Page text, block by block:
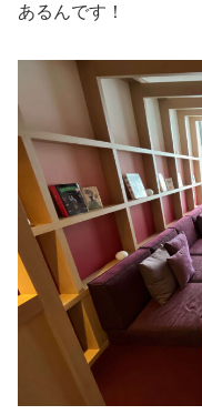
あるんです！